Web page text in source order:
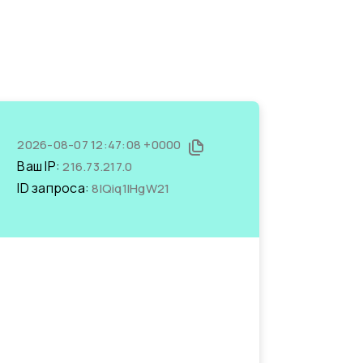
2026-08-07 12:47:08 +0000
Ваш IP:216.73.217.0
ID запроса:8lQiq1lHgW21